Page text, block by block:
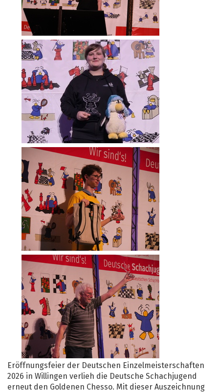
Eröffnungsfeier der Deutschen Einzelmeisterschaften
2026 in Willingen verlieh die Deutsche Schachjugend
erneut den Goldenen Chesso. Mit dieser Auszeichnung